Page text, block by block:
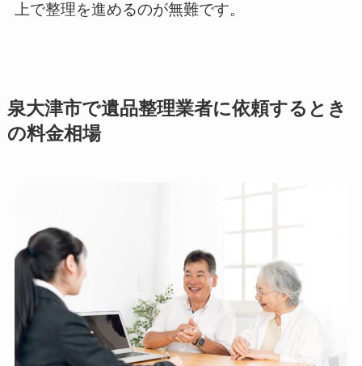
上で整理を進めるのが無難です。
泉大津市で遺品整理業者に依頼するとき
の料金相場